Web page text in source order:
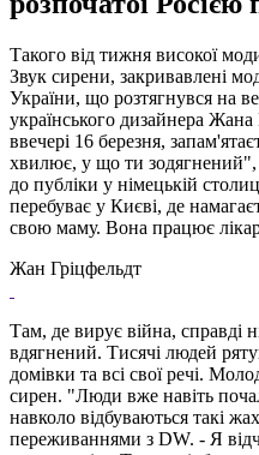
Такого від тижня високої
Звук сирени, закривавлені
України, що розтягнувся на
українського дизайнера Жана
ввечері 16 березня,
хвилює, у що ти зодягнений",
до публіки у німецькій
перебуває у Києві, де
свою маму. Вона працює
Жан Гріцфельдт
Там, де вирує війна, справді
вдягнений. Тисячі людей
домівки та всі свої речі.
сирен. "Люди вже навіть
навколо відбуваються такі
переживаннями з DW. - Я